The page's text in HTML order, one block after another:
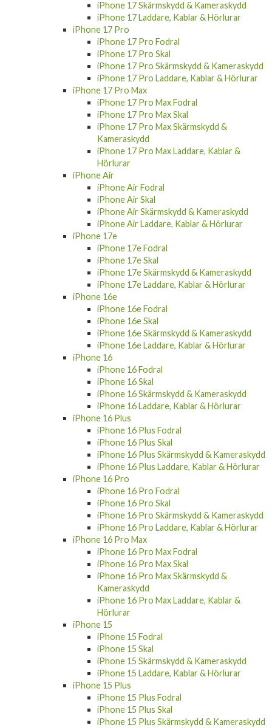
iPhone 17 Laddare, Kablar & Hörlurar
iPhone 17 Pro
iPhone 17 Pro Fodral
iPhone 17 Pro Skal
iPhone 17 Pro Skärmskydd & Kameraskydd
iPhone 17 Pro Laddare, Kablar & Hörlurar
iPhone 17 Pro Max
iPhone 17 Pro Max Fodral
iPhone 17 Pro Max Skal
iPhone 17 Pro Max Skärmskydd &
Kameraskydd
iPhone 17 Pro Max Laddare, Kablar &
Hörlurar
iPhone Air
iPhone Air Fodral
iPhone Air Skal
iPhone Air Skärmskydd & Kameraskydd
iPhone Air Laddare, Kablar & Hörlurar
iPhone 17e
iPhone 17e Fodral
iPhone 17e Skal
iPhone 17e Skärmskydd & Kameraskydd
iPhone 17e Laddare, Kablar & Hörlurar
iPhone 16e
iPhone 16e Fodral
iPhone 16e Skal
iPhone 16e Skärmskydd & Kameraskydd
iPhone 16e Laddare, Kablar & Hörlurar
iPhone 16
iPhone 16 Fodral
iPhone 16 Skal
iPhone 16 Skärmskydd & Kameraskydd
iPhone 16 Laddare, Kablar & Hörlurar
iPhone 16 Plus
iPhone 16 Plus Fodral
iPhone 16 Plus Skal
iPhone 16 Plus Skärmskydd & Kameraskydd
iPhone 16 Plus Laddare, Kablar & Hörlurar
iPhone 16 Pro
iPhone 16 Pro Fodral
iPhone 16 Pro Skal
iPhone 16 Pro Skärmskydd & Kameraskydd
iPhone 16 Pro Laddare, Kablar & Hörlurar
iPhone 16 Pro Max
iPhone 16 Pro Max Fodral
iPhone 16 Pro Max Skal
iPhone 16 Pro Max Skärmskydd &
Kameraskydd
iPhone 16 Pro Max Laddare, Kablar &
Hörlurar
iPhone 15
iPhone 15 Fodral
iPhone 15 Skal
iPhone 15 Skärmskydd & Kameraskydd
iPhone 15 Laddare, Kablar & Hörlurar
iPhone 15 Plus
iPhone 15 Plus Fodral
iPhone 15 Plus Skal
iPhone 15 Plus Skärmskydd & Kameraskydd
iPhone 15 Plus Laddare, Kablar & Hörlurar